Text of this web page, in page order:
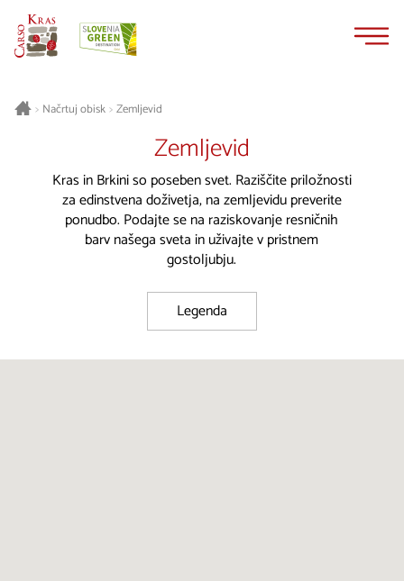
> Načrtuj obisk> Zemljevid
Zemljevid
Kras in Brkini so poseben svet. Raziščite priložnosti
za edinstvena doživetja, na zemljevidu preverite
ponudbo. Podajte se na raziskovanje resničnih
barv našega sveta in uživajte v pristnem
gostoljubju.
Legenda